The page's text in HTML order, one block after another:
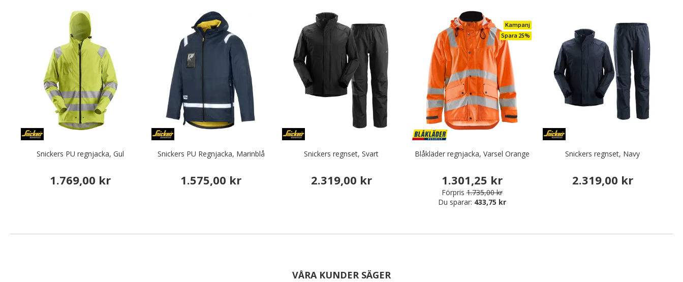
Snickers PU regnjacka, Gul
1.769,00 kr
Snickers PU Regnjacka, Marinblå
1.575,00 kr
Snickers regnset, Svart
2.319,00 kr
Kampanj
Spara 25%
Blåkläder regnjacka, Varsel Orange
1.301,25 kr
Förpris 1.735,00 kr
Du sparar: 433,75 kr
Snickers regnset, Navy
2.319,00 kr
VÅRA KUNDER SÄGER